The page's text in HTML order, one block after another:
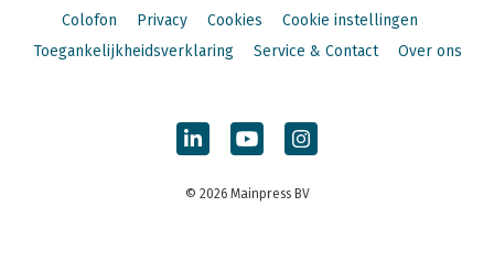
Colofon
Privacy Cookies
Cookie instellingen
Toegankelijkheidsverklaring
Service & Contact Over ons
© 2026 Mainpress BV